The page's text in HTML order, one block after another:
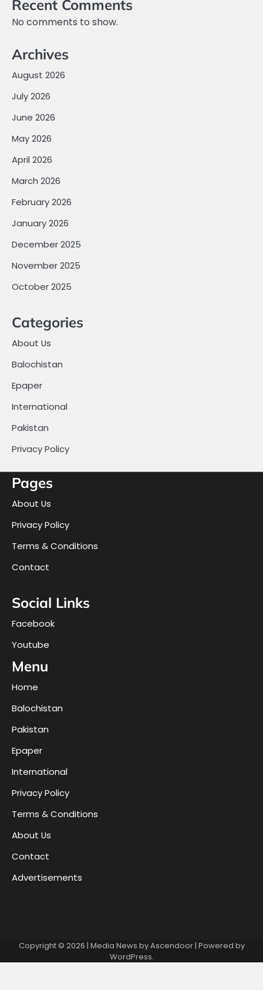
Recent Comments
No comments to show.
Archives
August 2026
July 2026
June 2026
May 2026
April 2026
March 2026
February 2026
January 2026
December 2025
November 2025
October 2025
Categories
About Us
Balochistan
Epaper
International
Pakistan
Privacy Policy
Pages
About Us
Privacy Policy
Terms & Conditions
Contact
Social Links
Facebook
Youtube
Menu
Home
Balochistan
Pakistan
Epaper
International
Privacy Policy
Terms & Conditions
About Us
Contact
Advertisements
Copyright © 2026 | Media News byAscendoor| Powered by
WordPress.